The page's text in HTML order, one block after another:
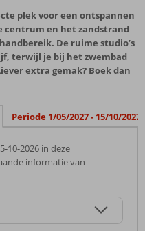
plek voor een ontspannen
centrum en het zandstrand
De ruime studio’s
terwijl je bij het zwembad
extra gemak? Boek dan
Periode 1/05/2027 - 15/10/2027
10-2026 in deze
informatie van